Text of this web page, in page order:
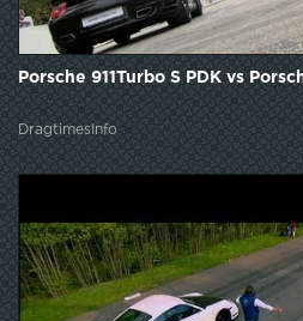
Porsche 911Turbo S PDK vs
DragtimesInfo